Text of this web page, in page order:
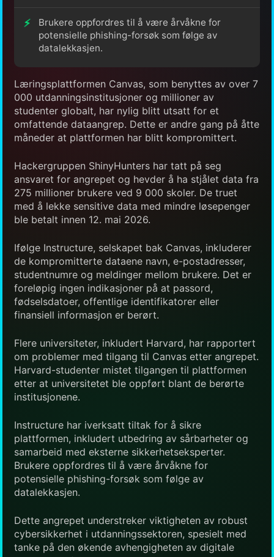
Brukere oppfordres til å være årvåkne for
potensielle phishing-forsøk som følge av
datalekkasjen.
Læringsplattformen Canvas, som benyttes av over 7
000 utdanningsinstitusjoner og millioner av
studenter globalt, har nylig blitt utsatt for et
omfattende dataangrep. Dette er andre gang på åtte
måneder at plattformen har blitt kompromittert.
Hackergruppen ShinyHunters har tatt på seg
ansvaret for angrepet og hevder å ha stjålet data fra
275 millioner brukere ved 9 000 skoler. De truet
med å lekke sensitive data med mindre løsepenger
ble betalt innen 12. mai 2026.
Ifølge Instructure, selskapet bak Canvas, inkluderer
de kompromitterte dataene navn, e-postadresser,
studentnumre og meldinger mellom brukere. Det er
foreløpig ingen indikasjoner på at passord,
fødselsdatoer, offentlige identifikatorer eller
finansiell informasjon er berørt.
Flere universiteter, inkludert Harvard, har rapportert
om problemer med tilgang til Canvas etter angrepet.
Harvard-studenter mistet tilgangen til plattformen
etter at universitetet ble oppført blant de berørte
institusjonene.
Instructure har iverksatt tiltak for å sikre
plattformen, inkludert utbedring av sårbarheter og
samarbeid med eksterne sikkerhetseksperter.
Brukere oppfordres til å være årvåkne for
potensielle phishing-forsøk som følge av
datalekkasjen.
Dette angrepet understreker viktigheten av robust
cybersikkerhet i utdanningssektoren, spesielt med
tanke på den økende avhengigheten av digitale